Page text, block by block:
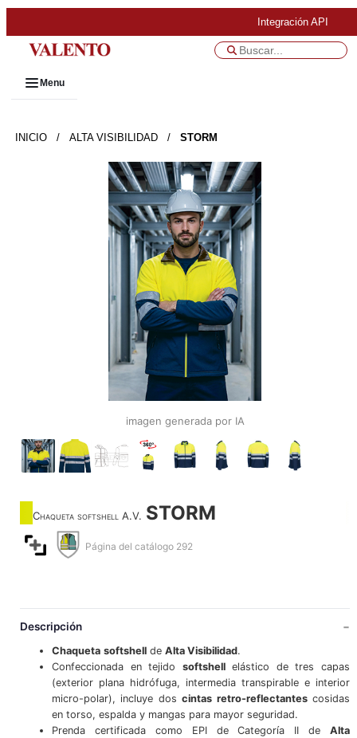
Integración API
Menu
INICIO / ALTA VISIBILIDAD / STORM
imagen generada por IA
Chaqueta softshell A.V. STORM
Página del catálogo 292
Descripción
Chaqueta softshellde Alta Visibilidad.
Confeccionada en tejido softshellelástico de tres capas
(exterior plana hidrófuga, intermedia transpirable e interior
micro-polar), incluye doscintas retro-reflectantescosidas
en torso, espalda y mangas para mayor seguridad.
Prenda certificada como EPI de Categoría II deAlta